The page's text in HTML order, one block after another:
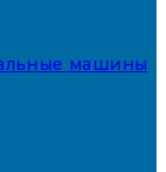
машины